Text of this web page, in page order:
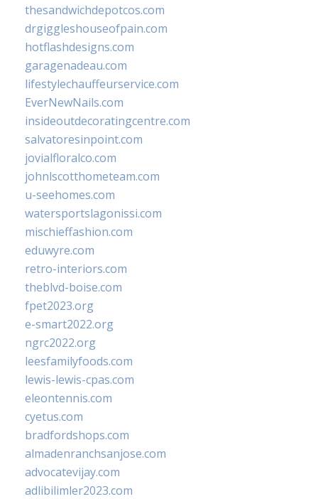
thesandwichdepotcos.com
drgiggleshouseofpain.com
hotflashdesigns.com
garagenadeau.com
lifestylechauffeurservice.com
EverNewNails.com
insideoutdecoratingcentre.com
salvatoresinpoint.com
jovialfloralco.com
johnlscotthometeam.com
u-seehomes.com
watersportslagonissi.com
mischieffashion.com
eduwyre.com
retro-interiors.com
theblvd-boise.com
fpet2023.org
e-smart2022.org
ngrc2022.org
leesfamilyfoods.com
lewis-lewis-cpas.com
eleontennis.com
cyetus.com
bradfordshops.com
almadenranchsanjose.com
advocatevijay.com
adlibilimler2023.com